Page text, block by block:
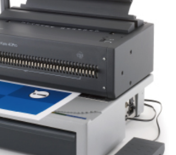
PC・モバイル
アクセサリー
収納用品
Derwent
ダーウェント